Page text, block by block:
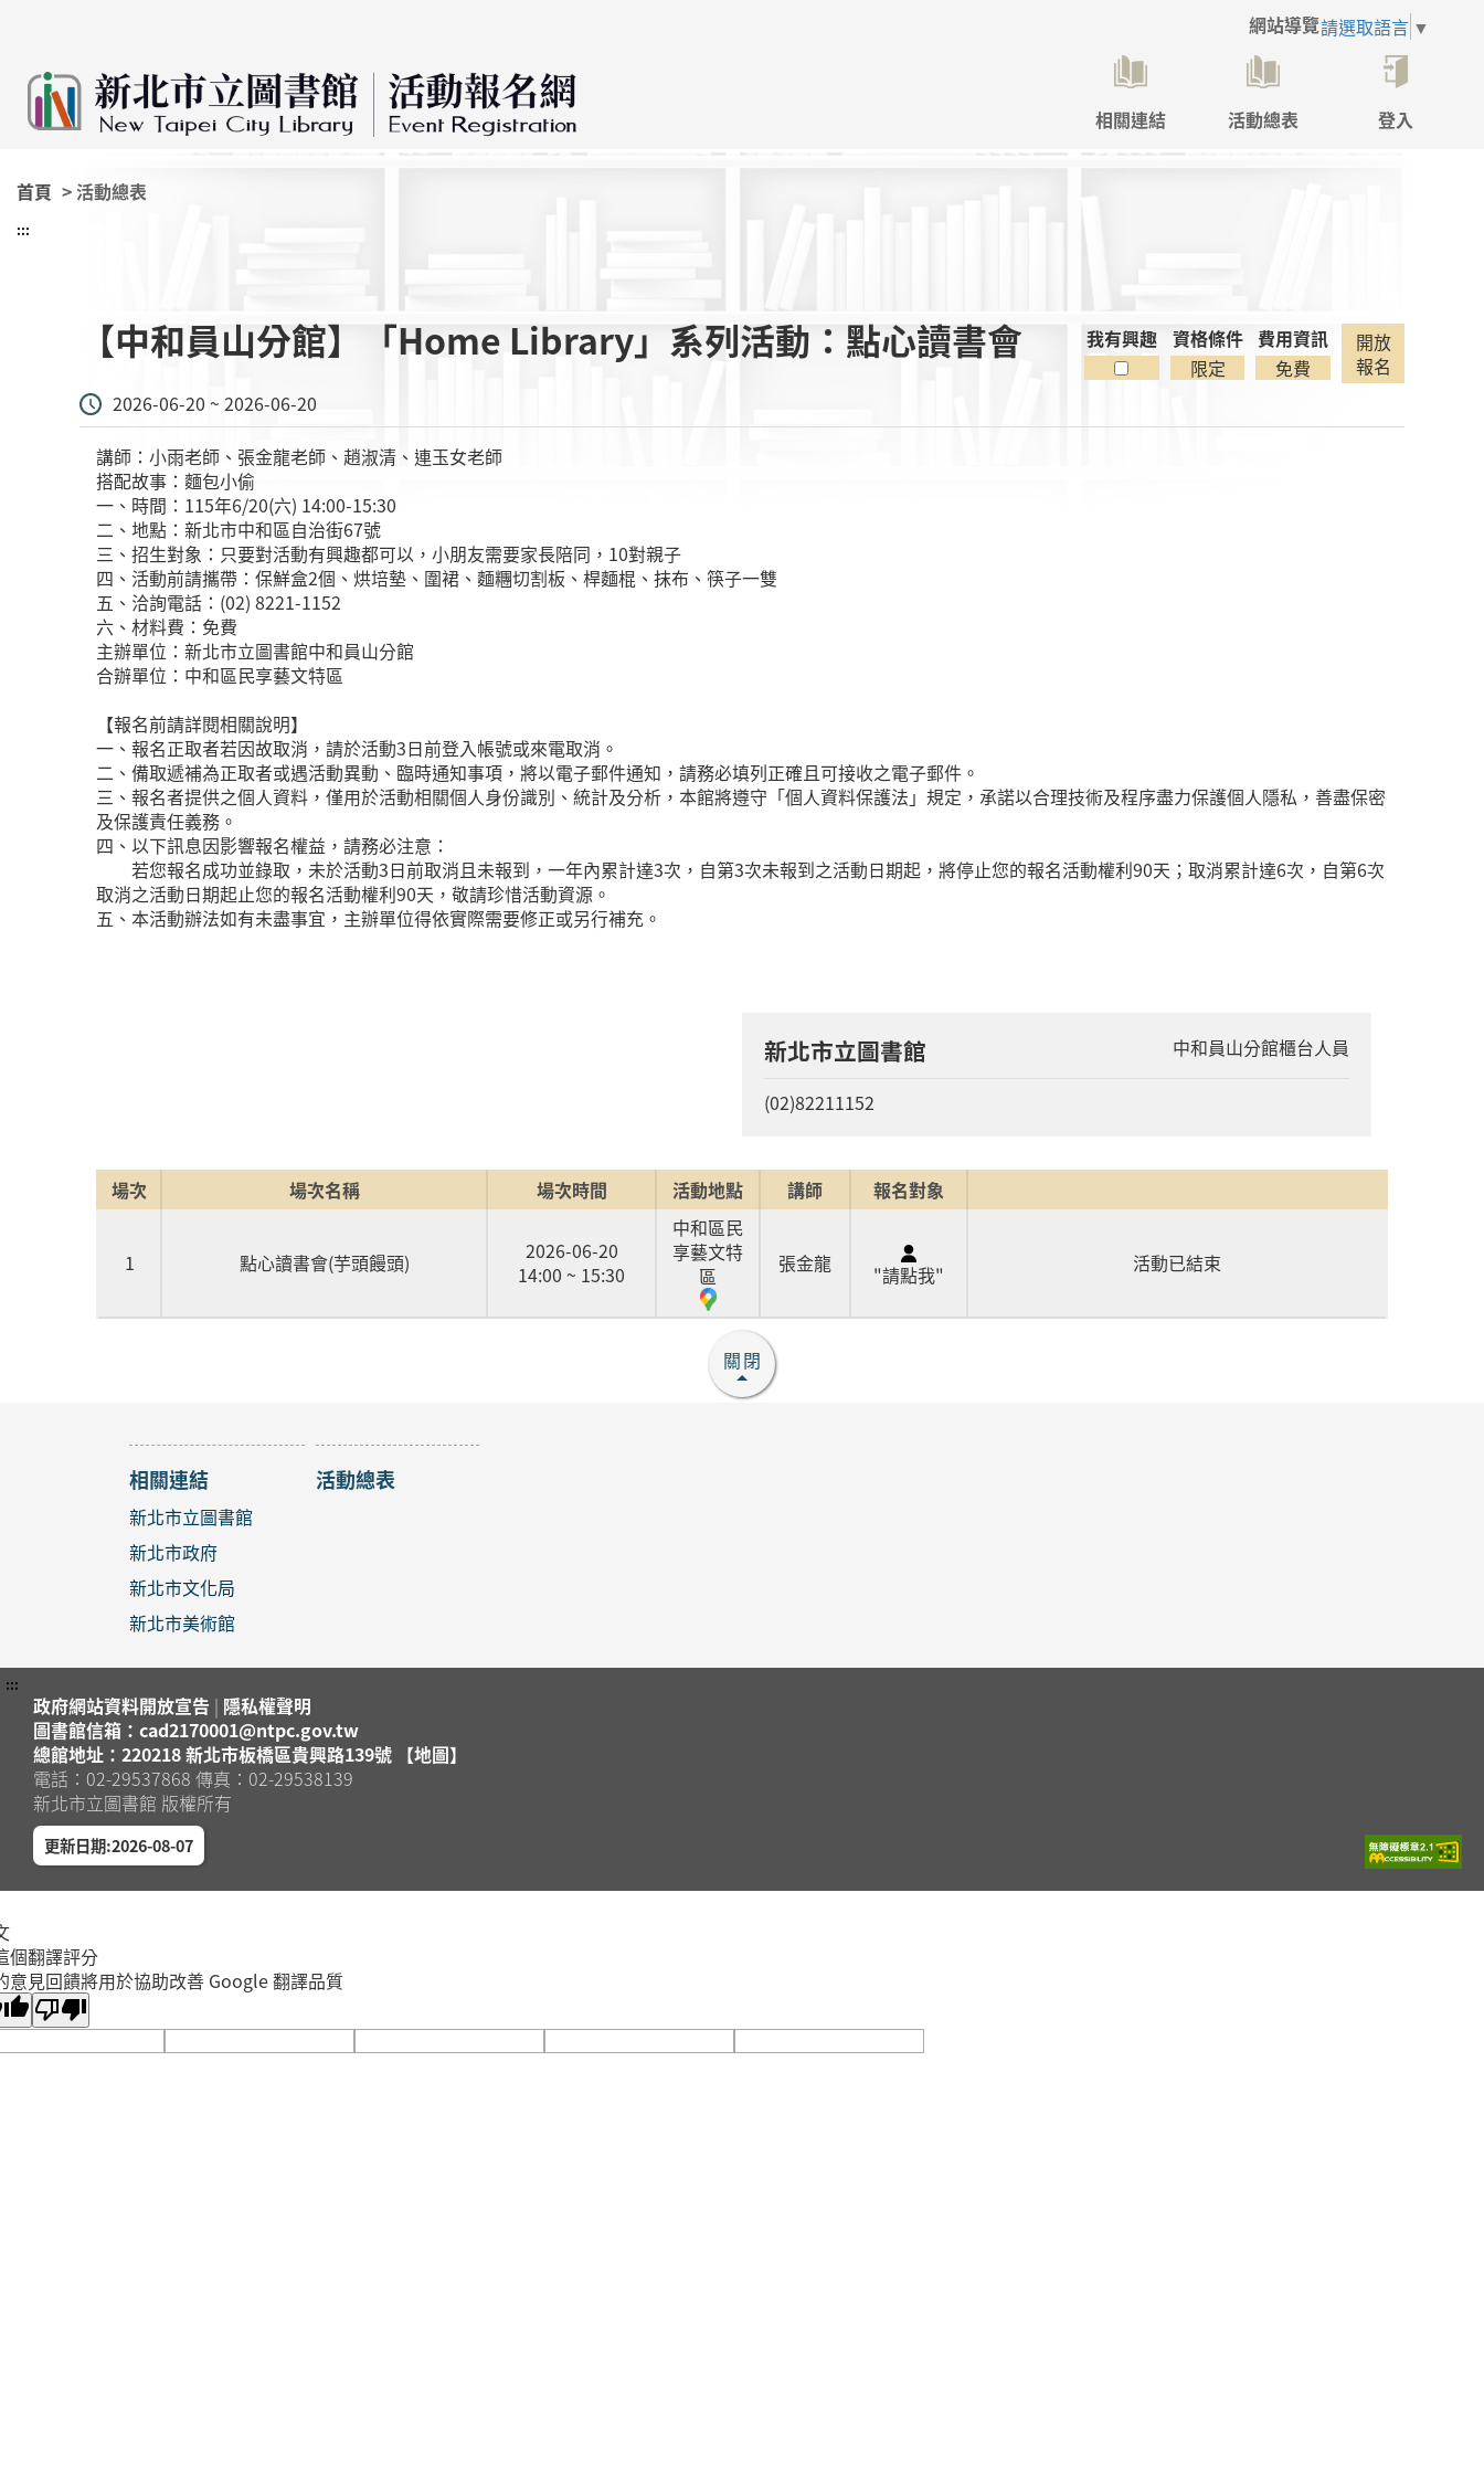
網站導覽請選取語言 ▼
相關連結
活動總表
跳
視
登入
首頁 > 活動總表
:::
【中和員山分館】「Home Library」系列活動：點心讀書會
2026-06-20 ~ 2026-06-20
我有興趣 資格條件
限定
費用資訊
免費
開放
報名
講師：小雨老師、張金龍老師、趙淑清、連玉女老師
搭配故事：麵包小偷
一、時間：115年6/20(六) 14:00-15:30
二、地點：新北市中和區自治街67號
三、招生對象：只要對活動有興趣都可以，小朋友需要家長陪同，10對親子
四、活動前請攜帶：保鮮盒2個、烘培墊、圍裙、麵糰切割板、桿麵棍、抹布、筷子一雙
五、洽詢電話：(02) 8221-1152
六、材料費：免費
主辦單位：新北市立圖書館中和員山分館
合辦單位：中和區民享藝文特區
【報名前請詳閱相關說明】
一、報名正取者若因故取消，請於活動3日前登入帳號或來電取消。
二、備取遞補為正取者或遇活動異動、臨時通知事項，將以電子郵件通知，請務必填列正確且可接收之電子郵件。
三、報名者提供之個人資料，僅用於活動相關個人身份識別、統計及分析，本館將遵守「個人資料保護法」規定，承諾以合理技術及程序盡力保護個人隱私，善盡保密
及保護責任義務。
四、以下訊息因影響報名權益，請務必注意：
若您報名成功並錄取，未於活動3日前取消且未報到，一年內累計達3次，自第3次未報到之活動日期起，將停止您的報名活動權利90天；取消累計達6次，自第6次
取消之活動日期起止您的報名活動權利90天，敬請珍惜活動資源。
五、本活動辦法如有未盡事宜，主辦單位得依實際需要修正或另行補充。
新北市立圖書館 中和員山分館櫃台人員
(02)82211152
場次 場次名稱 場次時間 活動地點 講師 報名對象
1 點心讀書會(芋頭饅頭)
2026-06-20
14:00 ~ 15:30
中和區民
享藝文特
區
張金龍 "請點我" 活動已結束
關閉
相關連結
新北市立圖書館
新北市政府
新北市文化局
新北市美術館
活動總表
:::
政府網站資料開放宣告 | 隱私權聲明
圖書館信箱：cad2170001@ntpc.gov.tw
總館地址：220218 新北市板橋區貴興路139號 【地圖】
電話：02-29537868 傳真：02-29538139
新北市立圖書館 版權所有
更新日期:2026-08-07
個翻譯評分
意見回饋將用於協助改善 Google 翻譯品質